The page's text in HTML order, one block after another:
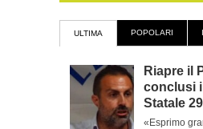
ULTIMA POPOLARI
Riapre il
conclusi
Statale
«Esprimo